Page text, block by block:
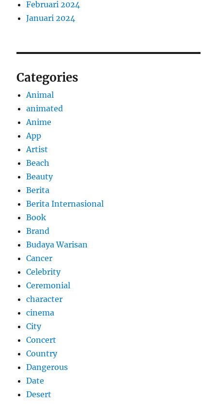
Februari 2024
Januari 2024
Categories
Animal
animated
Anime
App
Artist
Beach
Beauty
Berita
Berita Internasional
Book
Brand
Budaya Warisan
Cancer
Celebrity
Ceremonial
character
cinema
City
Concert
Country
Dangerous
Date
Desert